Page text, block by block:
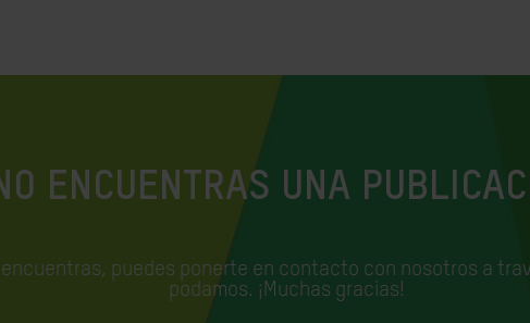
ENCUENTRAS UNA
puedes ponerte en contacto con nosotros a
podamos. ¡Muchas gracias!